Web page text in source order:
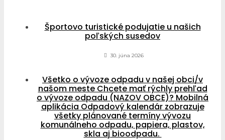
Športovo turistické podujatie u našich
poľských susedov
30. júna 2026
Všetko o vývoze odpadu v našej obci/v
našom meste Chcete mať rýchly prehľad
o vývoze odpadu (NAZOV OBCE)? Mobilná
aplikácia Odpadový kalendár zobrazuje
všetky plánované termíny vývozu
komunálneho odpadu, papiera, plastov,
skla aj bioodpadu.